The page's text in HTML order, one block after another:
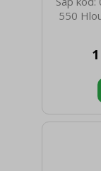
550
3.00
brutto